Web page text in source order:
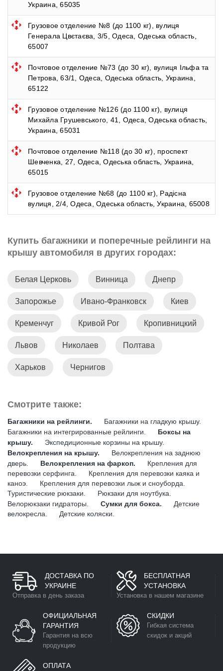
Украина, 65035
Грузовое отделение №8 (до 1100 кг), вулиця
Генерала Цвєтаєва, 3/5, Одеса, Одеська область,
65007
Почтовое отделение №73 (до 30 кг), вулиця Ільфа та
Петрова, 63/1, Одеса, Одеська область, Украина,
65122
Грузовое отделение №126 (до 1100 кг), вулиця
Михайла Грушевського, 41, Одеса, Одеська область,
Украина, 65031
Почтовое отделение №118 (до 30 кг), проспект
Шевченка, 27, Одеса, Одеська область, Украина,
65015
Грузовое отделение №68 (до 1100 кг), Радісна
вулиця, 2/4, Одеса, Одеська область, Украина, 65008
Купить багажники и поперечные рейлинги на
крышу автомобиля в других городах:
Белая Церковь Винница Днепр
Запорожье Ивано-Франковск Киев
Кременчуг Кривой Рог Кропивницкий
Львов Николаев Полтава
Харьков Чернигов
Смотрите также:
Багажники на рейлинги.
Багажники на гладкую крышу.
Багажники на интегрированные рейлинги.
Боксы на
крышу.
Экспедиционные корзины на крышу.
Велокрепления на крышу.
Велокрепления на заднюю
дверь.
Велокрепления на фаркоп.
Крепления для
перевозки серфинга.
Крепления для перевозки каяка и
каноэ.
Крепления для перевозки лыж и сноуборда.
Туристические рюкзаки.
Рюкзаки для ноутбука.
Велорюкзаки гидраторы.
Сумки для бокса.
Детские
велокресла.
Детские коляски.
ДОСТАВКА ПО
УКРАИНЕ
Отправка в день заказа
БЕСПЛАТНАЯ
УСТАНОВКА
Установка в нашем магазине
ОФИЦИАЛЬНАЯ
ГАРАНТИЯ
Гарантия на всю
продукцию
СКИДКИ
Гибкая система
скидок и акций
ОПЛАТА